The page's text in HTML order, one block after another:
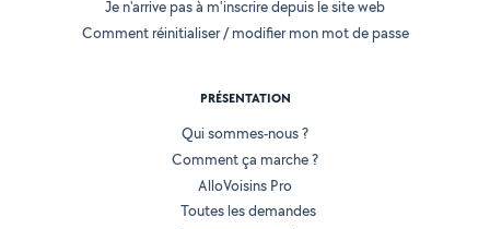
Je n'arrive pas à m'inscrire depuis le site web
Comment réinitialiser / modifier mon mot de passe
PRÉSENTATION
Qui sommes-nous ?
Comment ça marche ?
AlloVoisins Pro
Toutes les demandes